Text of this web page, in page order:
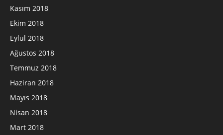
Kasım 2018
Ekim 2018
Eylül 2018
Ağustos 2018
Temmuz 2018
Haziran 2018
Mayıs 2018
Nisan 2018
Mart 2018